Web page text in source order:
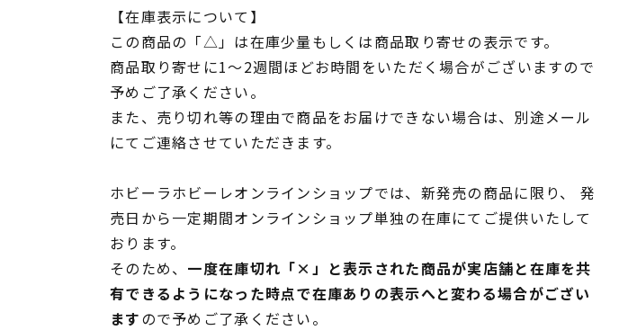
【在庫表示について】
この商品の「△」は在庫少量もしくは商品取り寄せの表示です。
商品取り寄せに1～2週間ほどお時間をいただく場合がございますので
予めご了承ください。
また、売り切れ等の理由で商品をお届けできない場合は、別途メール
にてご連絡させていただきます。
ホビーラホビーレオンラインショップでは、新発売の商品に限り、 発
売日から一定期間オンラインショップ単独の在庫にてご提供いたして
おります。
そのため、 一度在庫切れ「×」と表示された商品が実店舗と在庫を共
有できるようになった時点で在庫ありの表示へと変わる場合がござい
ますので予めご了承ください。